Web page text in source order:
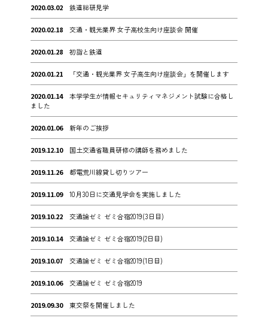
2020.03.02 鉄道総研見学
2020.02.18 交通・観光業界 女子高校生向け座談会 開催
2020.01.28 初詣と鉄道
2020.01.21 「交通・観光業界 女子高生向け座談会」を開催します
2020.01.14
本学学生が情報セキュリティマネジメント試験に合格し
ました
2020.01.06 新年のご挨拶
2019.12.10 国土交通省職員研修の講師を務めました
2019.11.26 都電荒川線貸し切りツアー
2019.11.09 10月30日に交通見学会を実施しました
2019.10.22 交通論ゼミ ゼミ合宿2019(3日目)
2019.10.14 交通論ゼミ ゼミ合宿2019(2日目)
2019.10.07 交通論ゼミ ゼミ合宿2019(1日目)
2019.10.06 交通論ゼミ ゼミ合宿2019
2019.09.30 東交祭を開催しました